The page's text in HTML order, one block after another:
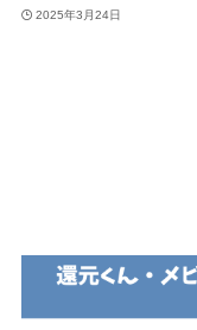
2025年3月24日